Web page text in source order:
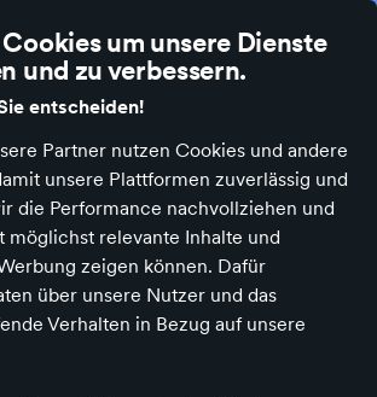
um unsere Dienste
und zu verbessern.
entscheiden!
Partner nutzen Cookies und andere
unsere Plattformen zuverlässig und
die Performance nachvollziehen und
möglichst relevante Inhalte und
zeigen können. Dafür
über unsere Nutzer und das
Verhalten in Bezug auf unsere
Angebote Bücher & Medien